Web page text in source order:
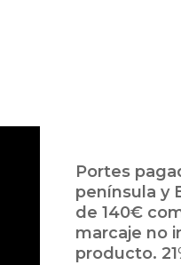
Portes
península y
de 140€
marcaje no
producto.